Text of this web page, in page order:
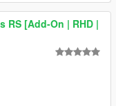
RS [Add-On | RHD |